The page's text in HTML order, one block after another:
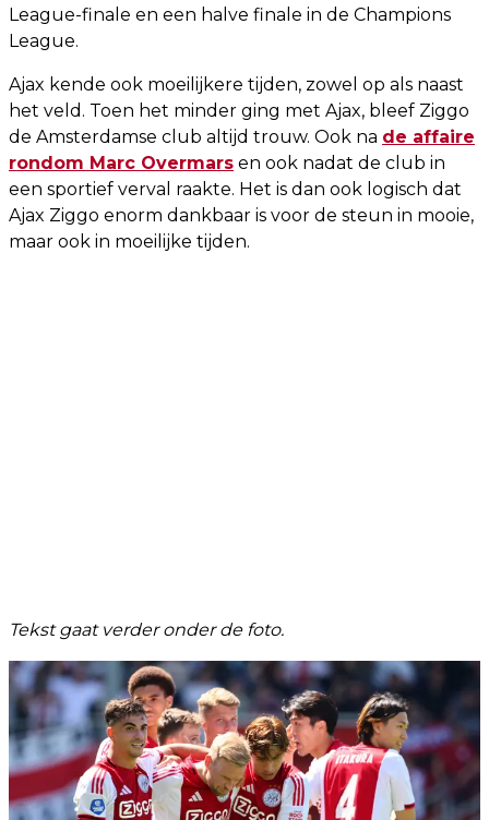
League-finale en een halve finale in de Champions
League.
Ajax kende ook moeilijkere tijden, zowel op als naast
het veld. Toen het minder ging met Ajax, bleef Ziggo
de Amsterdamse club altijd trouw. Ook na de affaire
rondom Marc Overmars en ook nadat de club in
een sportief verval raakte. Het is dan ook logisch dat
Ajax Ziggo enorm dankbaar is voor de steun in mooie,
maar ook in moeilijke tijden.
Tekst gaat verder onder de foto.